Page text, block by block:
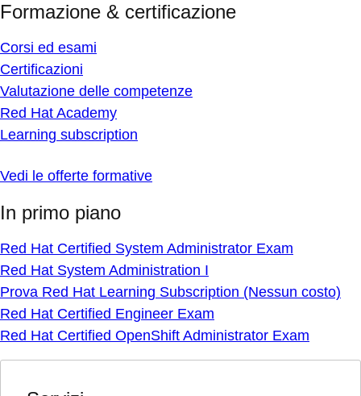
Formazione & certificazione
Corsi ed esami
Certificazioni
Valutazione delle competenze
Red Hat Academy
Learning subscription
Vedi le offerte formative
In primo piano
Red Hat Certified System Administrator Exam
Red Hat System Administration I
Prova Red Hat Learning Subscription (Nessun costo)
Red Hat Certified Engineer Exam
Red Hat Certified OpenShift Administrator Exam